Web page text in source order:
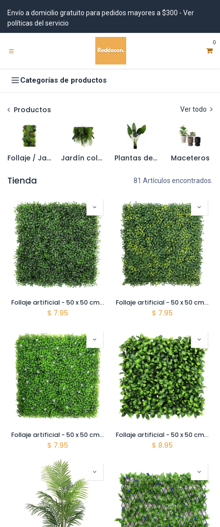
Envío a domicilio gratuito para pedidos mayores a $300 - Ver
políticas del servicio
0
Categorías de productos
Productos Ver todo
Follaje / Jardin vertical Jardín colgante Plantas de pote artificiales Maceteros
Tienda 81 Artículos encontrados.
Follaje artificial - 50 x 50 cm - Decogreen - A001 - Boxwood
$ 7.95
Follaje artificial - 50 x 50 cm - Decogreen - A001B - Boxwood gold
$ 7.95
Follaje artificial - 50 x 50 cm - Decogreen - A036 - Boxwood Azahar
$ 7.95
Follaje artificial - 50 x 50 cm - Decogreen - A041 - Laurel Tropical
$ 8.95